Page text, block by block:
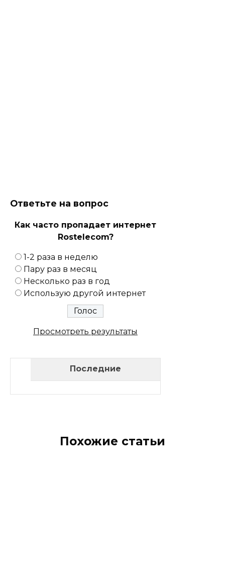
Ответьте на вопрос
Как часто пропадает интернет
Rostelecom?
1-2 раза в неделю
Пару раз в месяц
Несколько раз в год
Использую другой интернет
Просмотреть результаты
Последние
Похожие статьи